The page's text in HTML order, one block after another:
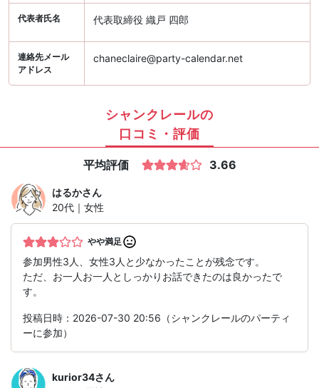
代表者氏名 代表取締役 織戸 四郎
連絡先メール
アドレス
chaneclaire@party-calendar.net
シャンクレールの
口コミ・評価
平均評価 3.66
はるかさん
20代｜女性
やや満足
参加男性3人、女性3人と少なかったことが残念です。
ただ、お一人お一人としっかりお話できたのは良かったで
す。
投稿日時：2026-07-30 20:56（シャンクレールのパーティ
ーに参加）
kurior34さん